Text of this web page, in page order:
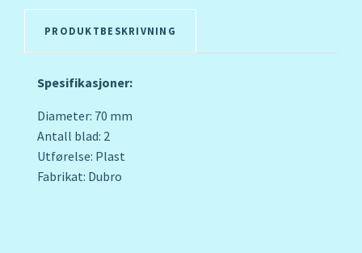
PRODUKTBESKRIVNING
Spesifikasjoner:
Diameter: 70 mm
Antall blad: 2
Utførelse: Plast
Fabrikat: Dubro